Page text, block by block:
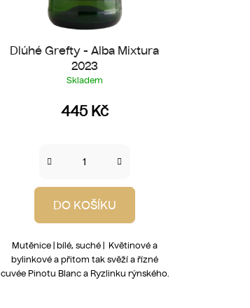
Dlúhé Grefty - Alba Mixtura
2023
Skladem
445 Kč
DO KOŠÍKU
Mutěnice | bílé, suché | Květinové a
bylinkové a přitom tak svěží a řízné
cuvée Pinotu Blanc a Ryzlinku rýnského.